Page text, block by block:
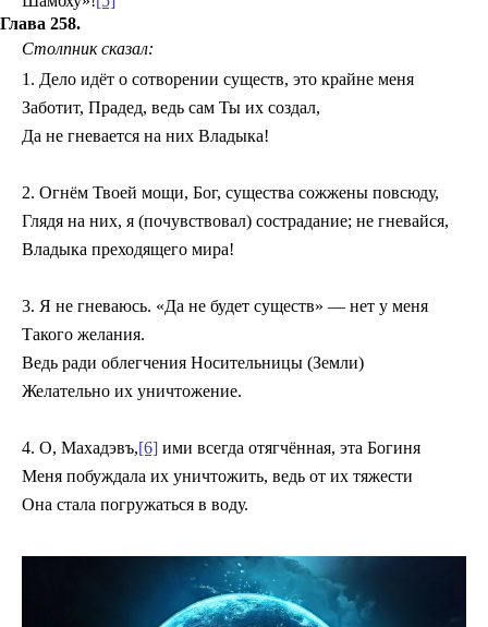
Глава 258.
Столпник сказал:
1. Дело идёт о сотворении существ, это крайне меня
Заботит, Прадед, ведь сам Ты их создал,
Да не гневается на них Владыка!
2. Огнём Твоей мощи, Бог, существа сожжены повсюду,
Глядя на них, я (почувствовал) сострадание; не гневайся,
Владыка преходящего мира!
3. Я не гневаюсь. «Да не будет существ» — нет у меня
Такого желания.
Ведь ради облегчения Носительницы (Земли)
Желательно их уничтожение.
4. О, Махадэвъ,[6] ими всегда отягчённая, эта Богиня
Меня побуждала их уничтожить, ведь от их тяжести
Она стала погружаться в воду.